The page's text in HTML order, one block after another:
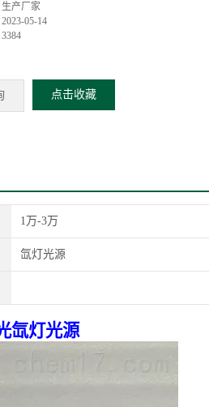
生产厂家
2023-05-14
3384
点击收藏
1万-3万
氙灯光源
氙灯光源